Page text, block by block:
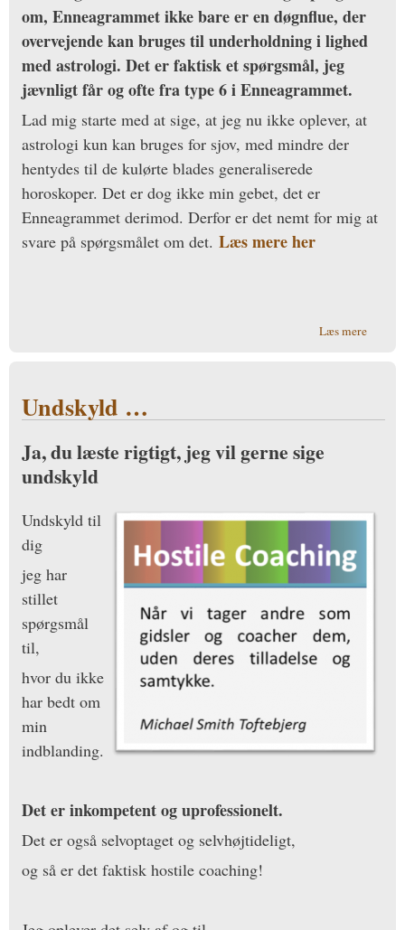
om, Enneagrammet ikke bare er en døgnflue, der
overvejende kan bruges til underholdning i lighed
med astrologi. Det er faktisk et spørgsmål, jeg
jævnligt får og ofte fra type 6 i Enneagrammet.
Lad mig starte med at sige, at jeg nu ikke oplever, at
astrologi kun kan bruges for sjov, med mindre der
hentydes til de kulørte blades generaliserede
horoskoper. Det er dog ikke min gebet, det er
Enneagrammet derimod. Derfor er det nemt for mig at
svare på spørgsmålet om det. Læs mere her
Læs mereom Er
Undskyld …
Ja, du læste rigtigt, jeg vil gerne sige
undskyld
Undskyld til
dig
jeg har
stillet
spørgsmål
til,
hvor du ikke
har bedt om
min
indblanding.
Det er inkompetent og uprofessionelt.
Det er også selvoptaget og selvhøjtideligt,
og så er det faktisk hostile coaching!